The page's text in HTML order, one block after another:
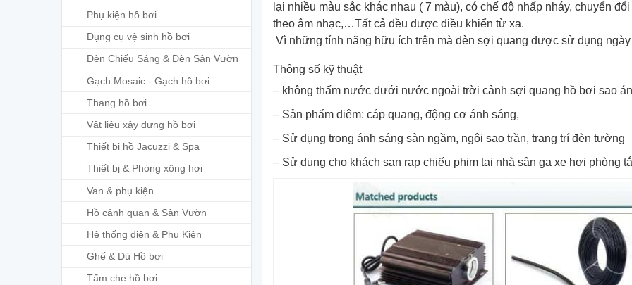
Phụ kiện hồ bơi
Dụng cụ vệ sinh hồ bơi
Đèn Chiếu Sáng & Đèn Sân Vườn
Gạch Mosaic - Gạch hồ bơi
Thang hồ bơi
Vật liệu xây dựng hồ bơi
Thiết bị hồ Jacuzzi & Spa
Thiết bị & Phòng xông hơi
Van & phụ kiện
Hồ cảnh quan & Sân Vườn
Hệ thống điện & Phụ Kiện
Ghế & Dù Hồ bơi
Tấm che hồ bơi
lại nhiều màu sắc khác nhau ( 7 màu), có chế độ nhấp nháy, chuyển
theo âm nhạc,…Tất cả đều được điều khiển từ xa.
Vì những tính năng hữu ích trên mà đèn sợi quang được sử dụng
Thông số kỹ thuật
– không thấm nước dưới nước ngoài trời cảnh sợi quang hồ bơi sao
– Sản phẩm diêm: cáp quang, động cơ ánh sáng,
– Sử dụng trong ánh sáng sàn ngầm, ngôi sao trần, trang trí đèn tường
– Sử dụng cho khách sạn rạp chiếu phim tại nhà sân ga xe hơi phòng